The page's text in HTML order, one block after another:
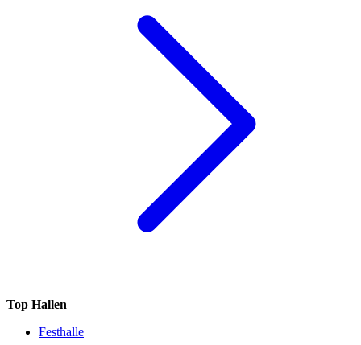
Top Hallen
Festhalle